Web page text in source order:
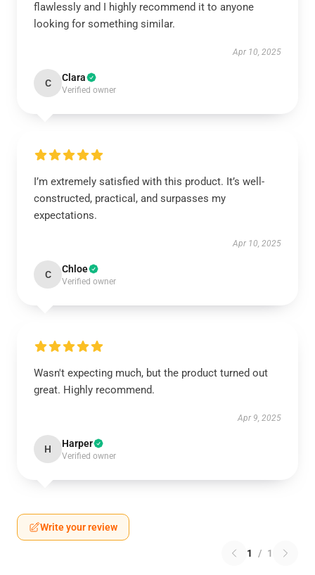
flawlessly and I highly recommend it to anyone
looking for something similar.
Apr 10, 2025
C Clara
Verified owner
I’m extremely satisfied with this product. It’s well-
constructed, practical, and surpasses my
expectations.
Apr 10, 2025
C Chloe
Verified owner
Wasn't expecting much, but the product turned out
great. Highly recommend.
Apr 9, 2025
H Harper
Verified owner
Write your review
1 / 1